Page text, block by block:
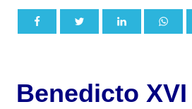
Benedicto